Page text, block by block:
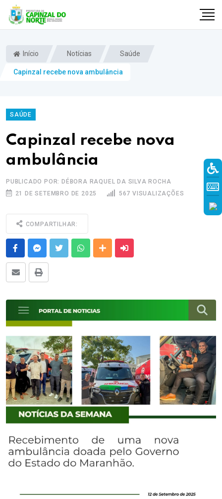
Início Notícias Saúde
Capinzal recebe nova ambulância
SAÚDE
Capinzal recebe nova
ambulância
PUBLICADO POR: DÉBORA RAQUEL DA SILVA ROCHA
21 DE SETEMBRO DE 2025
567 VISUALIZAÇÕES
COMPARTILHAR:
FacebookMessenger
Twitter WhatsappOutras Mídias
E-mail